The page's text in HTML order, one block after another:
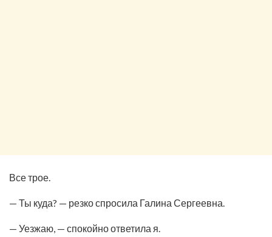
Все трое.
— Ты куда? — резко спросила Галина Сергеевна.
— Уезжаю, — спокойно ответила я.